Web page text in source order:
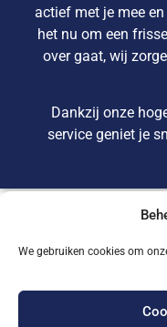
We gebruiken cookies om
actief met je mee
het nu om een
over gaat, wij
Dankzij onze
service geniet je
eerste contact